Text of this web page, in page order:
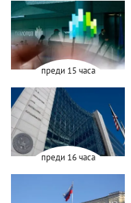
преди 15 часа
преди 16 часа